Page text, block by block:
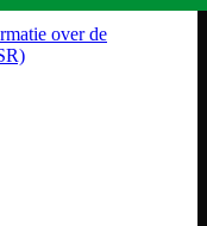
over de